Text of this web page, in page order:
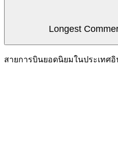
Longest
สายการบินยอดนิยมในประเทศอิ